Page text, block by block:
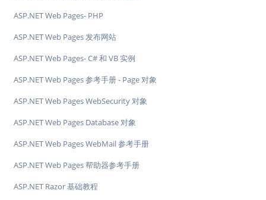
ASP.NET Web Pages- PHP
ASP.NET Web Pages 发布网站
ASP.NET Web Pages- C# 和 VB 实例
ASP.NET Web Pages 参考手册 - Page 对象
ASP.NET Web Pages WebSecurity 对象
ASP.NET Web Pages Database 对象
ASP.NET Web Pages WebMail 参考手册
ASP.NET Web Pages 帮助器参考手册
ASP.NET Razor 基础教程